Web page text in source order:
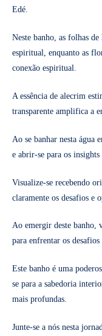
Edé.
Neste banho, as folhas
espiritual, enquanto as
conexão espiritual.
A essência de alecrim
transparente amplifica a
Ao se banhar nesta água
e abrir-se para os
Visualize-se recebendo
claramente os desafios e
Ao emergir deste banho,
para enfrentar os
Este banho é uma
se para a sabedoria
mais profundas.
Junte-se a nós nesta